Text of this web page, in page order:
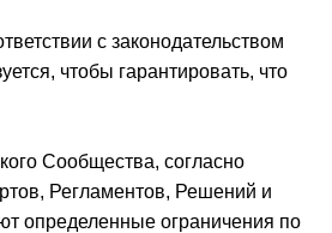
с законодательством
чтобы гарантировать, что
Сообщества, согласно
Регламентов, Решений и
определенные ограничения по